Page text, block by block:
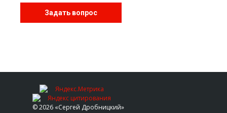
Задать вопрос
© 2026 «Сергей Дробницкий»